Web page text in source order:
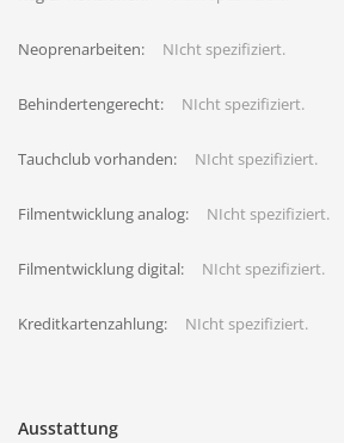
Neoprenarbeiten: NIcht spezifiziert.
Behindertengerecht: NIcht spezifiziert.
Tauchclub vorhanden: NIcht spezifiziert.
Filmentwicklung analog: NIcht spezifiziert.
Filmentwicklung digital: NIcht spezifiziert.
Kreditkartenzahlung: NIcht spezifiziert.
Ausstattung